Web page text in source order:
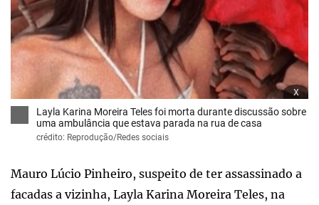
x
Layla Karina Moreira Teles foi morta durante discussão sobre
uma ambulância que estava parada na rua de casa
crédito: Reprodução/Redes sociais
Mauro Lúcio Pinheiro, suspeito de ter assassinado a
facadas a vizinha, Layla Karina Moreira Teles, na